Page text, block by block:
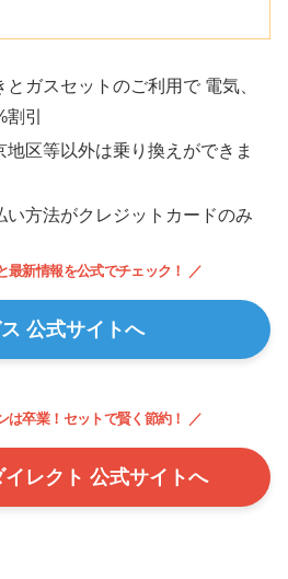
とガスセットのご利用で 電気、
引
地区等以外は乗り換えができま
い方法がクレジットカードのみ
最新情報を公式でチェック！ ／
公式サイトへ
は卒業！セットで賢く節約！ ／
レクト 公式サイトへ